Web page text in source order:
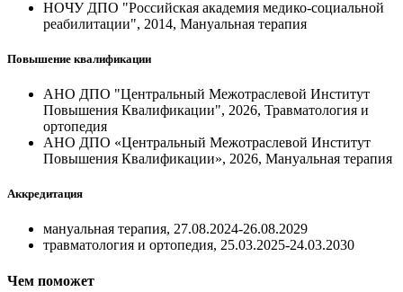
НОЧУ ДПО "Российская академия медико-социальной
реабилитации", 2014, Мануальная терапия
Повышение квалификации
АНО ДПО "Центральный Межотраслевой Институт
Повышения Квалификации", 2026, Травматология и
ортопедия
АНО ДПО «Центральный Межотраслевой Институт
Повышения Квалификации», 2026, Мануальная терапия
Аккредитация
мануальная терапия, 27.08.2024-26.08.2029
травматология и ортопедия, 25.03.2025-24.03.2030
Чем поможет